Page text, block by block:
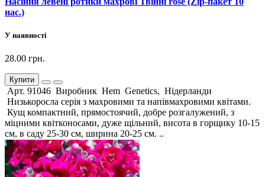
нас.)
У наявності
28.00 грн.
Купити
Арт. 91046 Виробник Hem Genetics, Нідерланди
Низькоросла серія з махровими та напівмахровими квітами.
Кущ компактний, прямостоячий, добре розгалужений, з
міцними квітконосами, дуже щільний, висота в горщику 10-15
см, в саду 25-30 см, ширина 20-25 см. ..